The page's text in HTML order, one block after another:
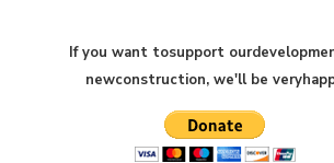
If you want tosupport our
newconstruction, we'll be very